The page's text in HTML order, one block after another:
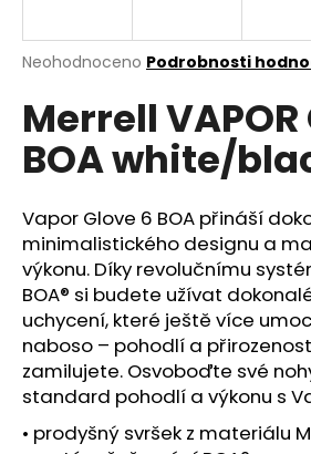
Průměrné
produktu
je
0,0
hvězdiček.
Neohodnoceno Podrobnosti
Merrell VAPOR
BOA white/
Vapor Glove 6 BOA přináší
minimalistického designu a
výkonu. Díky revolučnímu
BOA® si budete užívat
uchycení, které ještě více
naboso – pohodlí a
zamilujete. Osvoboďte své
standard pohodlí a výkonu s
• prodyšný svršek z materiálu
j
t
?
HLEDAT
D
o
p
o